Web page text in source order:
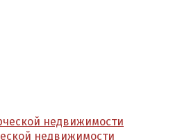
недвижимости
недвижимости